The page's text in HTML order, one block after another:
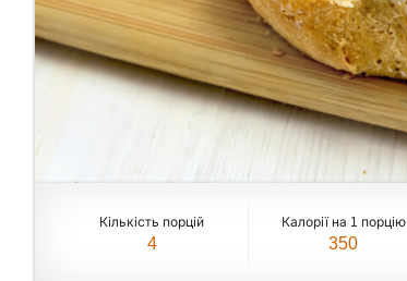
Кількість порцій
4
Калорії на 1 порцію
350